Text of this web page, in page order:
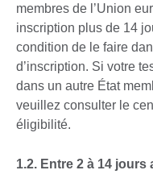
membres de l’Union
inscription plus de 14
condition de le faire
d’inscription. Si votre
dans un autre État
veuillez consulter le
éligibilité.
1.2. Entre 2 à 14 jours